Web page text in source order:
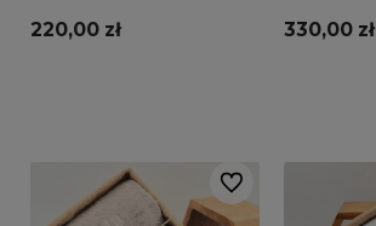
220,00 zł 330,00 zł
Do ulubionych